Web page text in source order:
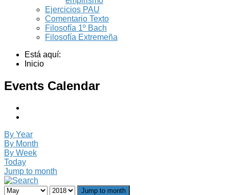
Ejercicios PAU
Comentario Texto
Filosofía 1º Bach
Filosofía Extremeña
Está aquí:
Inicio
Events Calendar
By Year
By Month
By Week
Today
Jump to month
Jump to month